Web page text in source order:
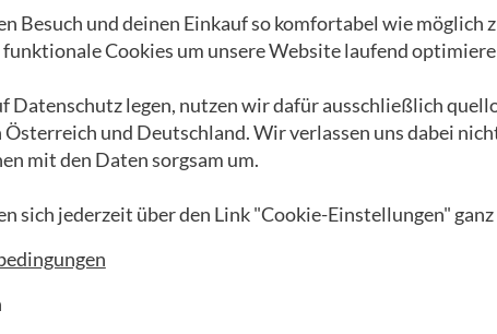
Eine bewegte
Geschichte
Lehrlingsoffensive
Filialfinder
GEA Partner werden
Apfelbäumchen
Darlehen
GEA vs. FMA
Besuch und deinen Einkauf so komfortabel wie möglich
Cookies um unsere Website laufend
Datenschutz legen, nutzen wir dafür ausschließlich
und Deutschland. Wir verlassen uns dabei
mit den Daten sorgsam um.
sich jederzeit über den Link "Cookie-Einstellungen"